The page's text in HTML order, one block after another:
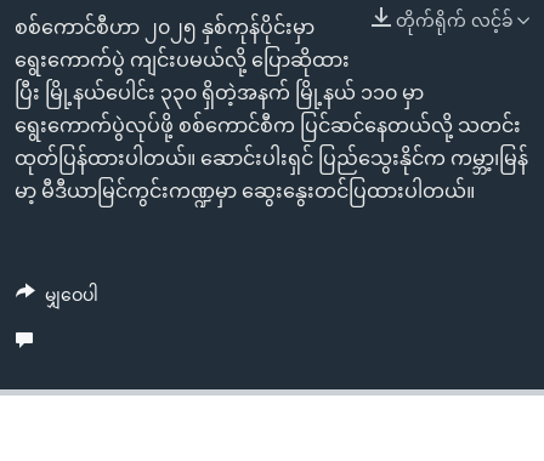
ရှာဖွေ
ရန်
နေရာ
သို့
ကျော်
ရန်
ဘာသာစကားများ
Auto 240p 360p 480p
720p 1080p
240p
480p
720p
1080p
တိုက်ရိုက် လင့်ခ်
စစ်ကောင်စီဟာ ၂၀၂၅ နှစ်ကုန်ပိုင်းမှာ
ရွေးကောက်ပွဲ ကျင်းပမယ်လို့ ပြောဆိုထား
ပြီး မြို့နယ်ပေါင်း ၃၃၀ ရှိတဲ့အနက် မြို့နယ် ၁၁၀ မှာ
ရွေးကောက်ပွဲလုပ်ဖို့ စစ်ကောင်စီက ပြင်ဆင်နေတယ်လို့ သတင်း
ထုတ်ပြန်ထားပါတယ်။ ဆောင်းပါးရှင် ပြည်သွေးနိုင်က ကမ္ဘာ့၊မြန်
မာ့ မီဒီယာမြင်ကွင်းကဏ္ဍမှာ ဆွေးနွေးတင်ပြထားပါတယ်။
မျှဝေပါ